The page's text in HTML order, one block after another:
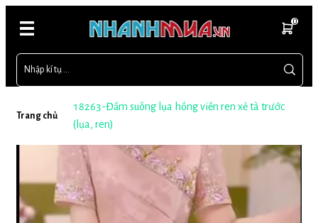
0
Trang chủ
18263-Đầm suông lụa hồng viền ren xẻ tà trước
(lụa, ren)